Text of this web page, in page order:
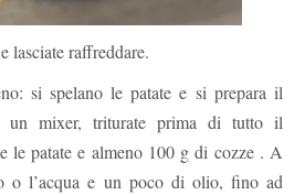
lasciate raffreddare.
si spelano le patate e si prepara il
un mixer, triturate prima di tutto il
le patate e almeno 100 g di cozze . A
o l’acqua e un poco di olio, fino ad